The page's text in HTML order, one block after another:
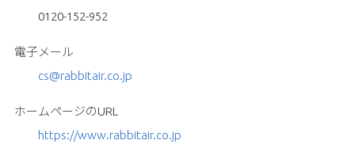
0120-152-952
電子メール
cs@rabbitair.co.jp
ホームページのURL
https://www.rabbitair.co.jp